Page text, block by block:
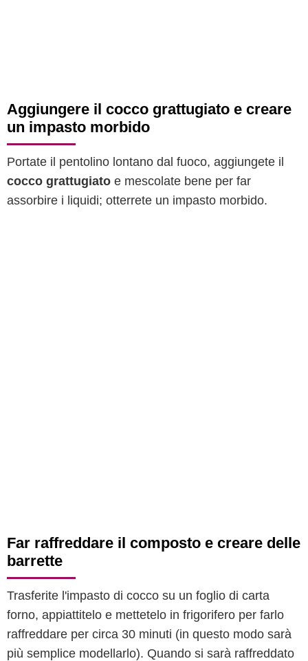
Aggiungere il cocco grattugiato e creare
un impasto morbido
Portate il pentolino lontano dal fuoco, aggiungete il
cocco grattugiato e mescolate bene per far
assorbire i liquidi; otterrete un impasto morbido.
Far raffreddare il composto e creare delle
barrette
Trasferite l'impasto di cocco su un foglio di carta
forno, appiattitelo e mettetelo in frigorifero per farlo
raffreddare per circa 30 minuti (in questo modo sarà
più semplice modellarlo). Quando si sarà raffreddato